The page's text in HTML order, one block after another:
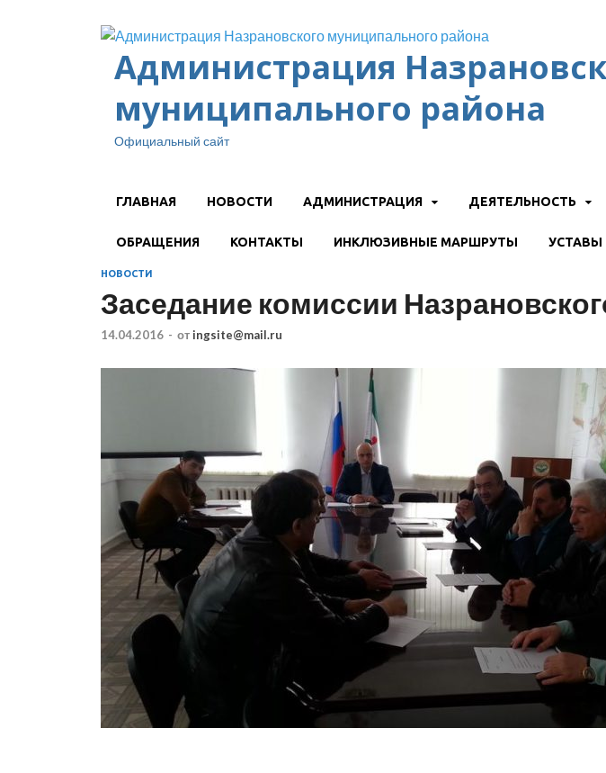
Администрация
муниципального района
Официальный сайт
ГЛАВНАЯ НОВОСТИ АДМИНИСТРАЦИЯ ДЕЯТЕЛЬНОСТЬ
ОБРАЩЕНИЯ КОНТАКТЫ ИНКЛЮЗИВНЫЕ МАРШРУТЫ УСТАВЫ
НОВОСТИ
Заседание комиссии
14.04.2016 - от ingsite@mail.ru